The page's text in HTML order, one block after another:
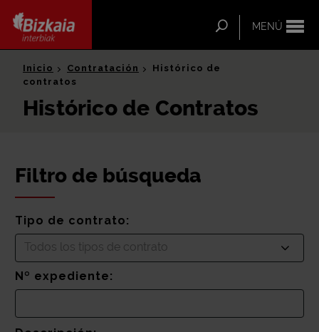
MENÚ
Buscar
Inicio Contratación
Histórico de
contratos
Histórico de Contratos
Filtro de búsqueda
Tipo de contrato:
Todos los tipos de contrato
Nº expediente: